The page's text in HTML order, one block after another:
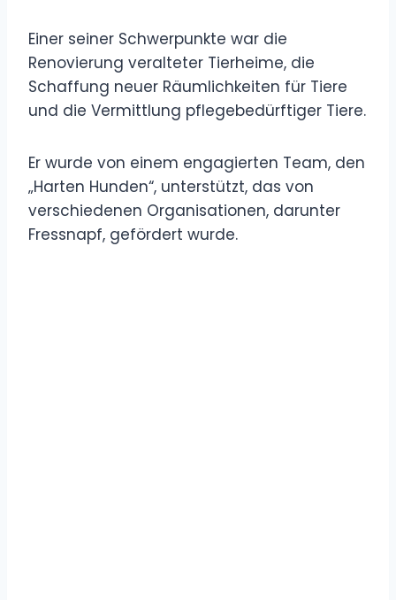
Einer seiner Schwerpunkte war die
Renovierung veralteter Tierheime, die
Schaffung neuer Räumlichkeiten für Tiere
und die Vermittlung pflegebedürftiger Tiere.
Er wurde von einem engagierten Team, den
„Harten Hunden“, unterstützt, das von
verschiedenen Organisationen, darunter
Fressnapf, gefördert wurde.